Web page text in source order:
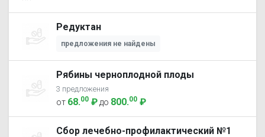
Редуктан
предложения не найдены
Рябины черноплодной плоды
3 предложения
от 68.00 ₽ до 800.00 ₽
Сбор лечебно-профилактический №1